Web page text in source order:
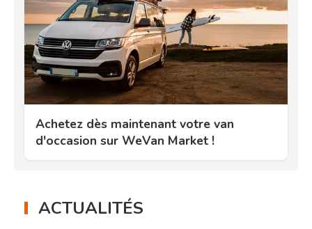
Achetez dès maintenant votre van
d'occasion sur WeVan Market !
ACTUALITÉS